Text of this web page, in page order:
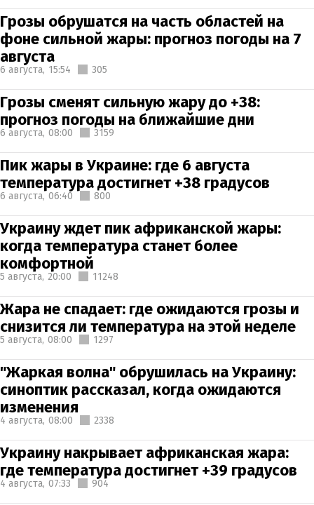
Грозы обрушатся на часть областей на
фоне сильной жары: прогноз погоды на 7
августа
6 августа, 15:54 305
Грозы сменят сильную жару до +38:
прогноз погоды на ближайшие дни
6 августа, 08:00 3159
Пик жары в Украине: где 6 августа
температура достигнет +38 градусов
6 августа, 06:40 800
Украину ждет пик африканской жары:
когда температура станет более
комфортной
5 августа, 20:00 11248
Жара не спадает: где ожидаются грозы и
снизится ли температура на этой неделе
5 августа, 08:00 1297
"Жаркая волна" обрушилась на Украину:
синоптик рассказал, когда ожидаются
изменения
4 августа, 08:00 2338
Украину накрывает африканская жара:
где температура достигнет +39 градусов
4 августа, 07:33 904